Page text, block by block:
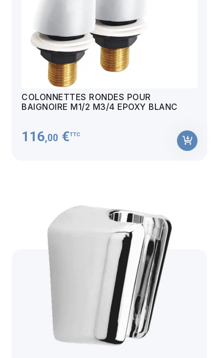
COLONNETTES RONDES POUR
BAIGNOIRE M1/2 M3/4 EPOXY BLANC
116,00 €TTC